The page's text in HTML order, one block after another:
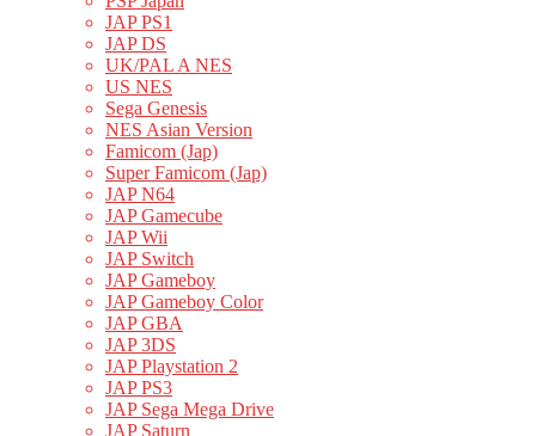
JAP PS1
JAP DS
UK/PAL A NES
US NES
Sega Genesis
NES Asian Version
Famicom (Jap)
Super Famicom (Jap)
JAP N64
JAP Gamecube
JAP Wii
JAP Switch
JAP Gameboy
JAP Gameboy Color
JAP GBA
JAP 3DS
JAP Playstation 2
JAP PS3
JAP Sega Mega Drive
JAP Saturn